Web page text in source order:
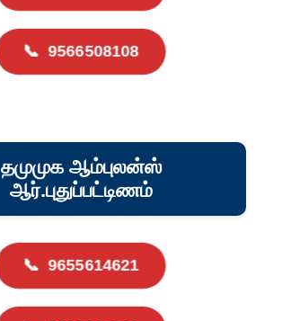
📞 9566508108
தமுமுக ஆம்புலன்ஸ்
ஆர்.புதுப்பட்டிணம்
📞 9655614621